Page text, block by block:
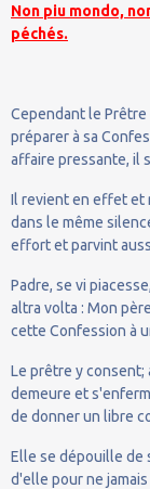
Non piu mondo,
péchés.
Cependant le
préparer à sa
affaire pressante, il
Il revient en effet et
dans le même
effort et parvint
Padre, se vi
altra volta : Mon
cette Confession à
Le prêtre y consent;
demeure et
de donner un libre
Elle se dépouille de
d'elle pour ne